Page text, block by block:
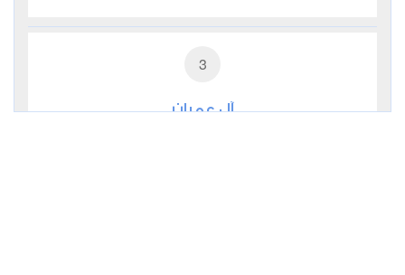
3
آل عمران